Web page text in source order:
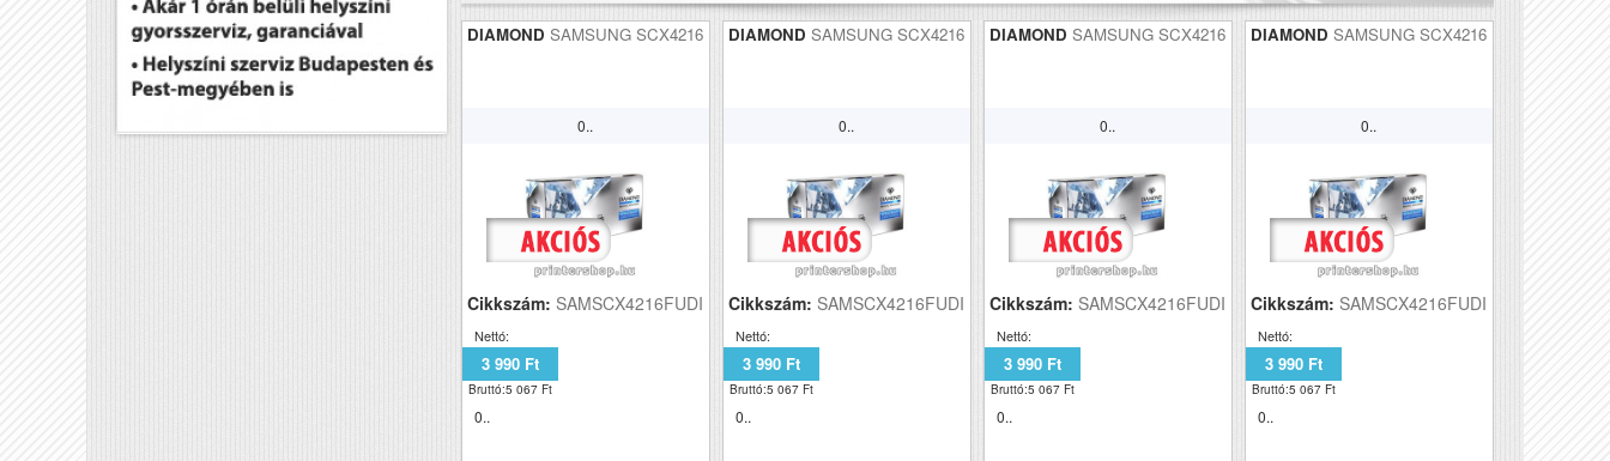
DIAMONDSAMSUNG SCX4216
0..
Cikkszám: SAMSCX4216FUDI
Nettó:
3 990 Ft
Bruttó:5 067 Ft
0..
DIAMONDSAMSUNG SCX4216
0..
Cikkszám: SAMSCX4216FUDI
Nettó:
3 990 Ft
Bruttó:5 067 Ft
0..
DIAMONDSAMSUNG SCX4216
0..
Cikkszám: SAMSCX4216FUDI
Nettó:
3 990 Ft
Bruttó:5 067 Ft
0..
DIAMONDSAMSUNG SCX4216
0..
Cikkszám: SAMSCX4216FUDI
Nettó:
3 990 Ft
Bruttó:5 067 Ft
0..